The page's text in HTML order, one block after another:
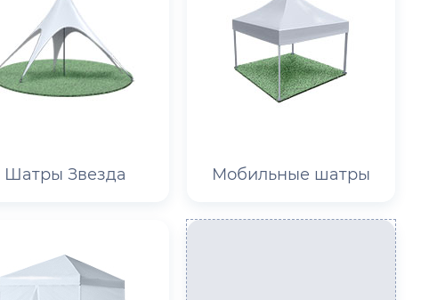
Шатры Звезда Мобильные шатры